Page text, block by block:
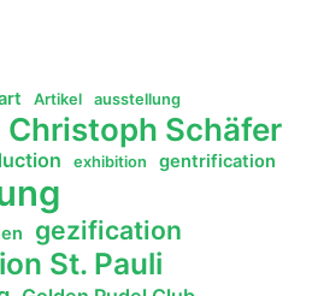
Artikel ausstellung
Christoph Schäfer
exhibition gentrification
gezification
St. Pauli